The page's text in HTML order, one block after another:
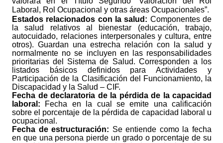
Laboral, Rol Ocupacional y otras áreas Ocupacionales”.
Estados relacionados con la salud: Componentes de
la salud relativos al bienestar (educación, trabajo,
autocuidado, relaciones interpersonales y cultura, entre
otros). Guardan una estrecha relación con la salud y
normalmente no se incluyen en las responsabilidades
prioritarias del Sistema de Salud. Corresponden a los
listados básicos definidos para Actividades y
Participación de la Clasificación del Funcionamiento, la
Discapacidad y la Salud – CIF.
Fecha de declaratoria de la pérdida de la capacidad
laboral: Fecha en la cual se emite una calificación
sobre el porcentaje de la pérdida de capacidad laboral u
ocupacional.
Fecha de estructuración: Se entiende como la fecha
en que una persona pierde un grado o porcentaje de su